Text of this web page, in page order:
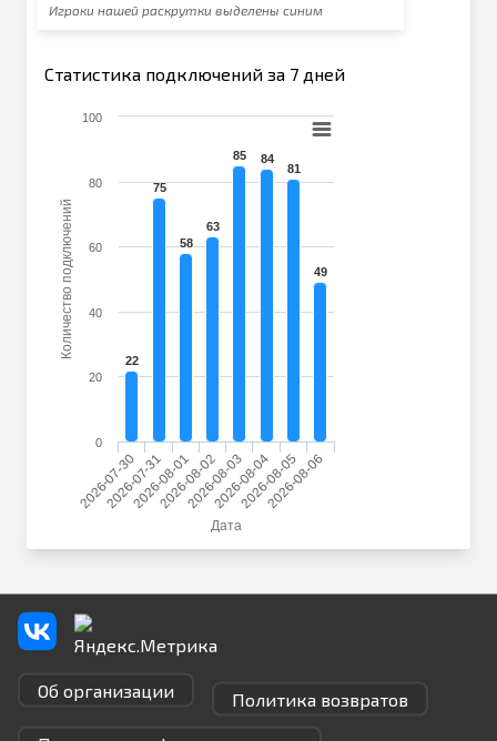
Игроки нашей раскрутки выделены синим
Статистика подключений за 7 дней
Дата
Количество подключений
22
75
58
63
85 84
81
49
2026-07-30
2026-07-31
2026-08-01
2026-08-02
2026-08-03
2026-08-04
2026-08-05
2026-08-06
0
20
40
60
80
100
Об организации Политика возвратов